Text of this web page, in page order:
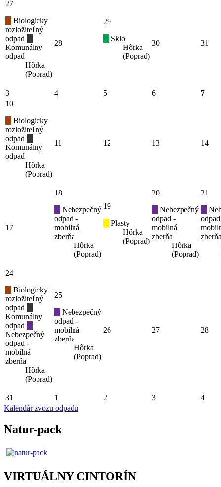
27
Biologicky
rozložiteľný
odpad
Komunálny
odpad
Hôrka
(Poprad)
28
29
Sklo
Hôrka
(Poprad)
30 31
3 4 5 6
7
10
Biologicky
rozložiteľný
odpad
Komunálny
odpad
Hôrka
(Poprad)
11 12 13 14
17
18
Nebezpečný
odpad -
mobilná
zberňa
Hôrka
(Poprad)
19
Plasty
Hôrka
(Poprad)
20
Nebezpečný
odpad -
mobilná
zberňa
Hôrka
(Poprad)
21
zberňa
24
Biologicky
rozložiteľný
odpad
Komunálny
odpad
Nebezpečný
odpad -
mobilná
zberňa
Hôrka
(Poprad)
25
Nebezpečný
odpad -
mobilná
zberňa
Hôrka
(Poprad)
26 27 28
31 1 2 3
4
Kalendár zvozu odpadu
Natur-pack
VIRTUÁLNY CINTORÍN